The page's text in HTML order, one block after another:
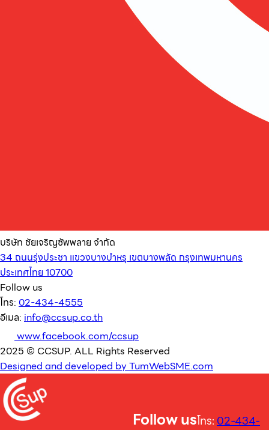
บริษัท ชัยเจริญซัพพลาย จำกัด
34 ถนนรุ่งประชา แขวงบางบำหรุ เขตบางพลัด กรุงเทพมหานคร
ประเทศไทย 10700
Follow us
โทร: 02-434-4555
อีเมล: info@ccsup.co.th
www.facebook.com/ccsup
2025 © CCSUP. ALL Rights Reserved
Designed and developed by TumWebSME.com
Follow usโทร:02-434-